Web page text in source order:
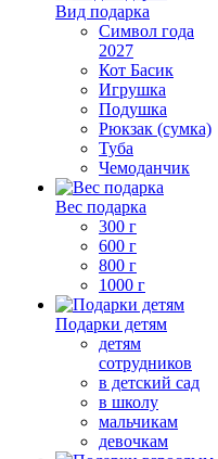
Вид подарка
Символ года
2027
Кот Басик
Игрушка
Подушка
Рюкзак (сумка)
Туба
Чемоданчик
Вес подарка
300 г
600 г
800 г
1000 г
Подарки детям
детям
сотрудников
в детский сад
в школу
мальчикам
девочкам